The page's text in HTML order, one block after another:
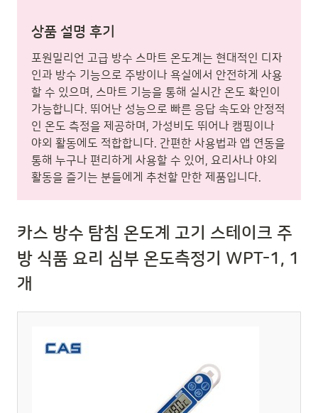
상품 설명 후기
포원밀리언 고급 방수 스마트 온도계는 현대적인 디자
인과 방수 기능으로 주방이나 욕실에서 안전하게 사용
할 수 있으며, 스마트 기능을 통해 실시간 온도 확인이
가능합니다. 뛰어난 성능으로 빠른 응답 속도와 안정적
인 온도 측정을 제공하며, 가성비도 뛰어나 캠핑이나
야외 활동에도 적합합니다. 간편한 사용법과 앱 연동을
통해 누구나 편리하게 사용할 수 있어, 요리사나 야외
활동을 즐기는 분들에게 추천할 만한 제품입니다.
카스 방수 탐침 온도계 고기 스테이크 주
방 식품 요리 심부 온도측정기 WPT-1, 1
개